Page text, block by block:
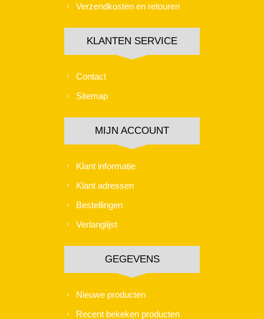
Verzendkosten en retouren
KLANTEN SERVICE
Contact
Sitemap
MIJN ACCOUNT
Klant informatie
Klant adressen
Bestellingen
Verlanglijst
GEGEVENS
Nieuwe producten
Recent bekeken producten